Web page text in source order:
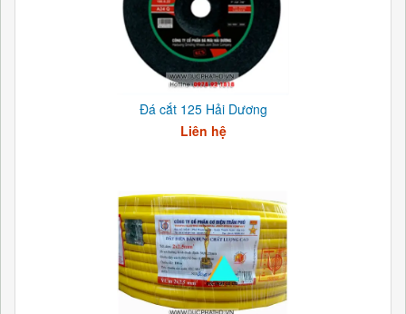
Đá cắt 125 Hải Dương
Liên hệ